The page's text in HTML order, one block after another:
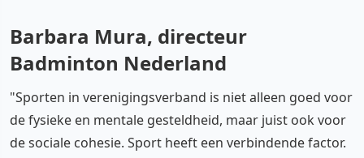
Barbara Mura, directeur
Badminton Nederland
"Sporten in verenigingsverband is niet alleen goed voor
de fysieke en mentale gesteldheid, maar juist ook voor
de sociale cohesie. Sport heeft een verbindende factor.